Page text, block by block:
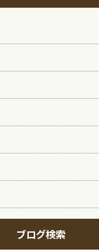
ブログ検索